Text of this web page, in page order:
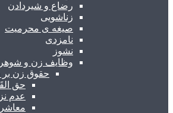
رضاع و شیردادن
زناشویی
صیغه ی محرمیت
نامزدی
نشوز
وظایف زن و
حقوق زن بر
حق
عدم